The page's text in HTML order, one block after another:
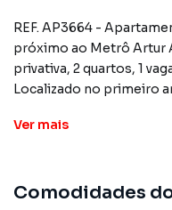
REF. AP3664 -
próximo ao Metrô Artur
privativa, 2 quartos, 1
Localizado no primeiro
mobiliado: permanecem
coifa, armário do
Ver mais
Comodidades